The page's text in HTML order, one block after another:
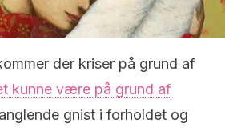
der kriser på grund af
kunne være på grund af
gnist i forholdet og